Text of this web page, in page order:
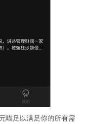
喵足以满足你的所有需